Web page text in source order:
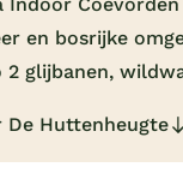
Indoor Coevorden
en bosrijke
2 glijbanen,
De Huttenheugte